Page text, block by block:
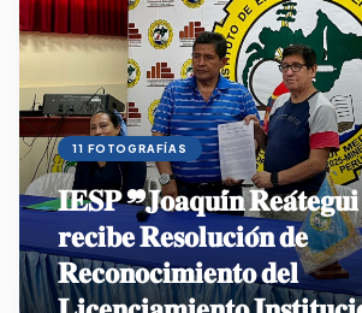
11 FOTOGRAFÍAS
𝐈𝐄𝐒𝐏 ❞𝐉𝐨𝐚𝐪𝐮𝐢́𝐧
𝐫𝐞𝐜𝐢𝐛𝐞 𝐑𝐞𝐬𝐨𝐥𝐮𝐜𝐢𝐨́𝐧 𝐝𝐞
𝐑𝐞𝐜𝐨𝐧𝐨𝐜𝐢𝐦𝐢𝐞𝐧𝐭𝐨 𝐝𝐞𝐥